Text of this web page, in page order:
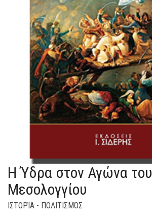
Η Ύδρα στον Αγώνα του
Μεσολογγίου
ΙΣΤΟΡΊΑ - ΠΟΛΙΤΙΣΜΌΣ